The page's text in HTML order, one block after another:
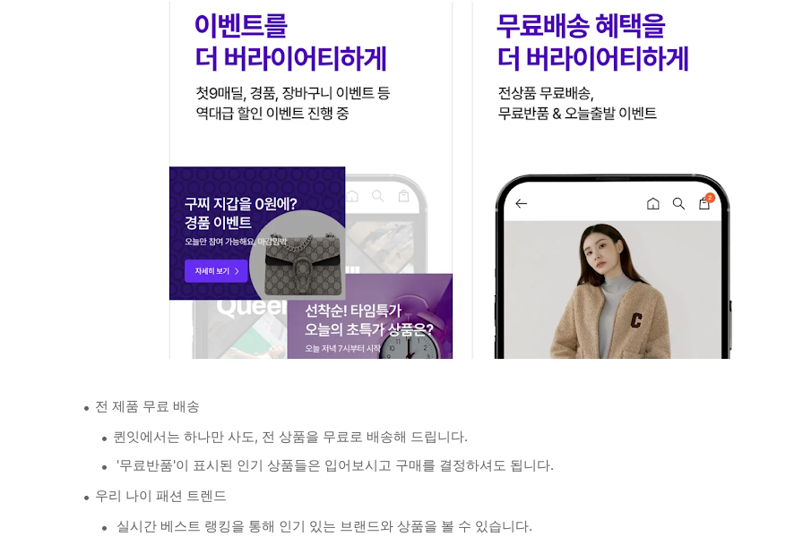
전 제품 무료 배송
퀸잇에서는 하나만 사도, 전 상품을 무료로 배송해 드립니다.
'무료반품'이 표시된 인기 상품들은 입어보시고 구매를 결정하셔도 됩니다.
우리 나이 패션 트렌드
실시간 베스트 랭킹을 통해 인기 있는 브랜드와 상품을 볼 수 있습니다.